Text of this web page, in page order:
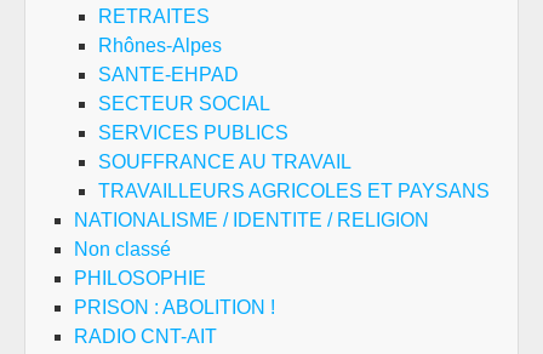
RETRAITES
Rhônes-Alpes
SANTE-EHPAD
SECTEUR SOCIAL
SERVICES PUBLICS
SOUFFRANCE AU TRAVAIL
TRAVAILLEURS AGRICOLES ET PAYSANS
NATIONALISME / IDENTITE / RELIGION
Non classé
PHILOSOPHIE
PRISON : ABOLITION !
RADIO CNT-AIT